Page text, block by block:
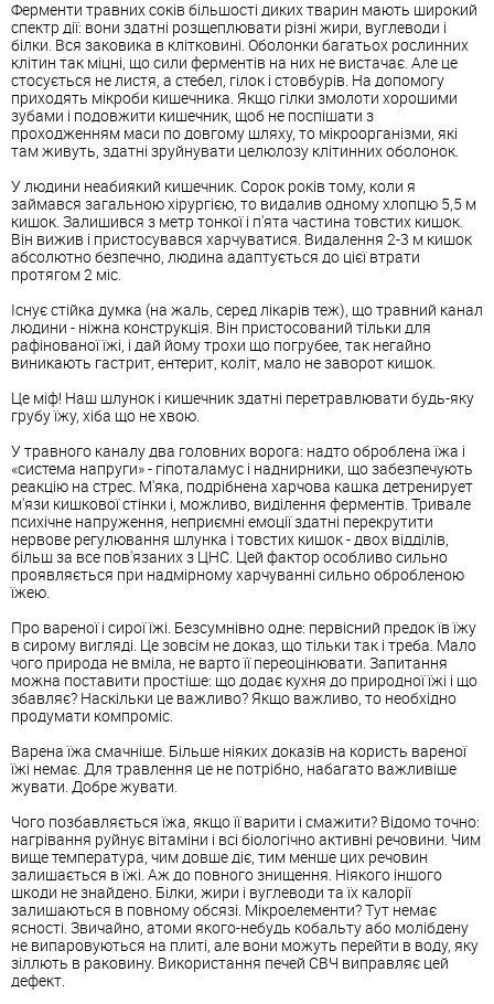
Ферменти травних соків більшості диких тварин мають широкий
спектр дії: вони здатні розщеплювати різні жири, вуглеводи і
білки. Вся заковика в клітковині. Оболонки багатьох рослинних
клітин так міцні, що сили ферментів на них не вистачає. Але це
стосується не листя, а стебел, гілок і стовбурів. На допомогу
приходять мікроби кишечника. Якщо гілки змолоти хорошими
зубами і подовжити кишечник, щоб не поспішати з
проходженням маси по довгому шляху, то мікроорганізми, які
там живуть, здатні зруйнувати целюлозу клітинних оболонок.
У людини неабиякий кишечник. Сорок років тому, коли я
займався загальною хірургією, то видалив одному хлопцю 5,5 м
кишок. Залишився з метр тонкої і п'ята частина товстих кишок.
Він вижив і пристосувався харчуватися. Видалення 2-3 м кишок
абсолютно безпечно, людина адаптується до цієї втрати
протягом 2 міс.
Існує стійка думка (на жаль, серед лікарів теж), що травний канал
людини - ніжна конструкція. Він пристосований тільки для
рафінованої їжі, і дай йому трохи що погрубее, так негайно
виникають гастрит, ентерит, коліт, мало не заворот кишок.
Це міф! Наш шлунок і кишечник здатні перетравлювати будь-яку
грубу їжу, хіба що не хвою.
У травного каналу два головних ворога: надто оброблена їжа і
«система напруги» - гіпоталамус і наднирники, що забезпечують
реакцію на стрес. М'яка, подрібнена харчова кашка детренирует
м'язи кишкової стінки і, можливо, виділення ферментів. Тривале
психічне напруження, неприємні емоції здатні перекрутити
нервове регулювання шлунка і товстих кишок - двох відділів,
більш за все пов'язаних з ЦНС. Цей фактор особливо сильно
проявляється при надмірному харчуванні сильно обробленою
їжею.
Про вареної і сирої їжі. Безсумнівно одне: первісний предок їв їжу
в сирому вигляді. Це зовсім не доказ, що тільки так і треба. Мало
чого природа не вміла, не варто її переоцінювати. Запитання
можна поставити простіше: що додає кухня до природної їжі і що
збавляє? Наскільки це важливо? Якщо важливо, то необхідно
продумати компроміс.
Варена їжа смачніше. Більше ніяких доказів на користь вареної
їжі немає. Для травлення це не потрібно, набагато важливіше
жувати. Добре жувати.
Чого позбавляється їжа, якщо її варити і смажити? Відомо точно:
нагрівання руйнує вітаміни і всі біологічно активні речовини. Чим
вище температура, чим довше діє, тим менше цих речовин
залишається в їжі. Аж до повного знищення. Ніякого іншого
шкоди не знайдено. Білки, жири і вуглеводи та їх калорії
залишаються в повному обсязі. Мікроелементи? Тут немає
ясності. Звичайно, атоми якого-небудь кобальту або молібдену
не випаровуються на плиті, але вони можуть перейти в воду, яку
зіллють в раковину. Використання печей СВЧ виправляє цей
дефект.